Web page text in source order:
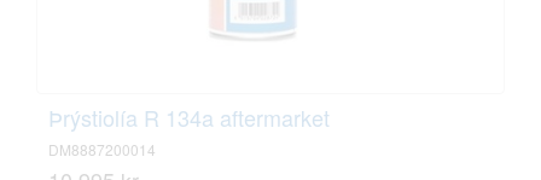
Þrýstiolía R 134a aftermarket
DM8887200014